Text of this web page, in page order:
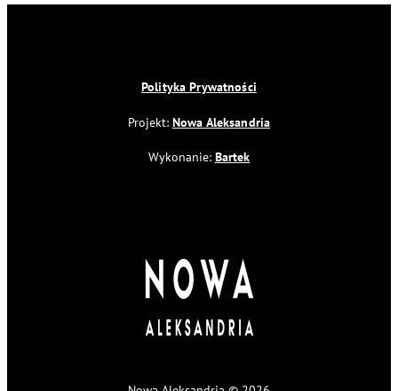
Polityka Prywatności
Projekt: Nowa Aleksandria
Wykonanie: Bartek